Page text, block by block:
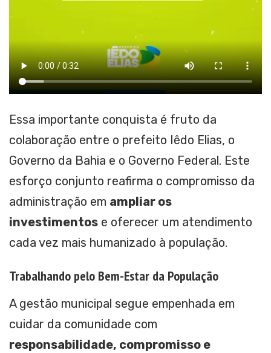
Essa importante conquista é fruto da
colaboração entre o prefeito Iêdo Elias, o
Governo da Bahia e o Governo Federal. Este
esforço conjunto reafirma o compromisso da
administração em ampliar os
investimentos e oferecer um atendimento
cada vez mais humanizado à população.
Trabalhando pelo Bem-Estar da População
A gestão municipal segue empenhada em
cuidar da comunidade com
responsabilidade, compromisso e